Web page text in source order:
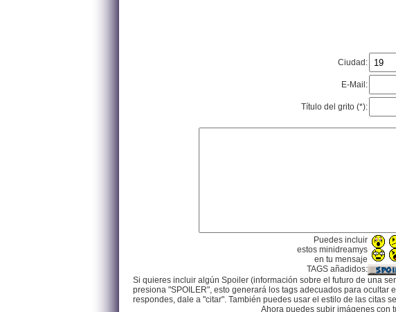
Ciudad:
E-Mail:
Título del grito (*):
Puedes incluir
estos minidreamys
en tu mensaje
TAGS añadidos:
Si quieres incluir algún Spoiler (información sobre el futuro de una
presiona "SPOILER", esto generará los tags adecuados para
respondes, dale a "citar". También puedes usar el estilo de las citas
Ahora puedes subir imágenes con